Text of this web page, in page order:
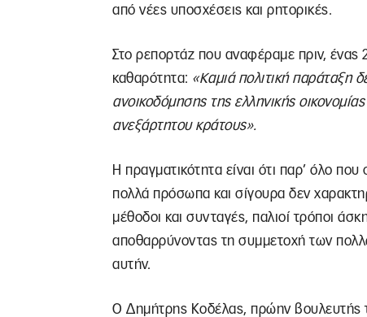
από νέες υποσχέσεις και ρητορικές.
Στο ρεπορτάζ που αναφέραμε πριν,
καθαρότητα: «Καμιά πολιτική παράταξη
ανοικοδόμησης της ελληνικής
ανεξάρτητου κράτους».
Η πραγματικότητα είναι ότι παρ’ όλο
πολλά πρόσωπα και σίγουρα δεν
μέθοδοι και συνταγές, παλιοί τρόποι
αποθαρρύνοντας τη συμμετοχή των
αυτήν.
Ο Δημήτρης Κοδέλας, πρώην βουλευτής